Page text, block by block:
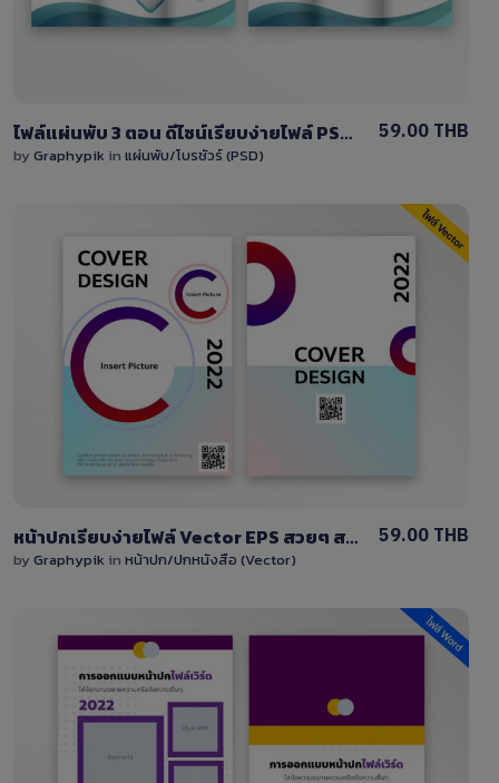
ไฟล์แผ่นพับ 3 ตอน ดีไซน์เรียบง่ายไฟล์ PSD แก้ไขง่าย
by Graphypik in แผ่นพับ/โบรชัวร์ (PSD)
59.00 THB
View Details
หน้าปกเรียบง่ายไฟล์ Vector EPS สวยๆ สะอาดตา
by Graphypik in หน้าปก/ปกหนังสือ (Vector)
59.00 THB
View Details